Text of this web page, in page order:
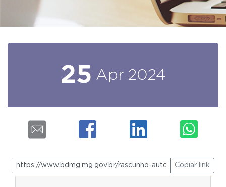
25 Apr 2024
Copiar link